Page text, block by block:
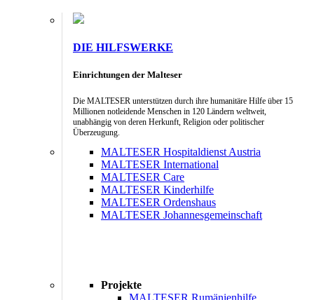
DIE HILFSWERKE
Einrichtungen der Malteser
Die MALTESER unterstützen durch ihre humanitäre Hilfe über 15
Millionen notleidende Menschen in 120 Ländern weltweit,
unabhängig von deren Herkunft, Religion oder politischer
Überzeugung.
MALTESER Hospitaldienst Austria
MALTESER International
MALTESER Care
MALTESER Kinderhilfe
MALTESER Ordenshaus
MALTESER Johannesgemeinschaft
Projekte
MALTESER Rumänienhilfe